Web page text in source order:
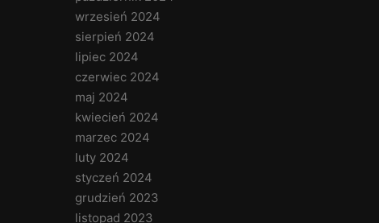
wrzesień 2024
sierpień 2024
lipiec 2024
czerwiec 2024
maj 2024
kwiecień 2024
marzec 2024
luty 2024
styczeń 2024
grudzień 2023
listopad 2023